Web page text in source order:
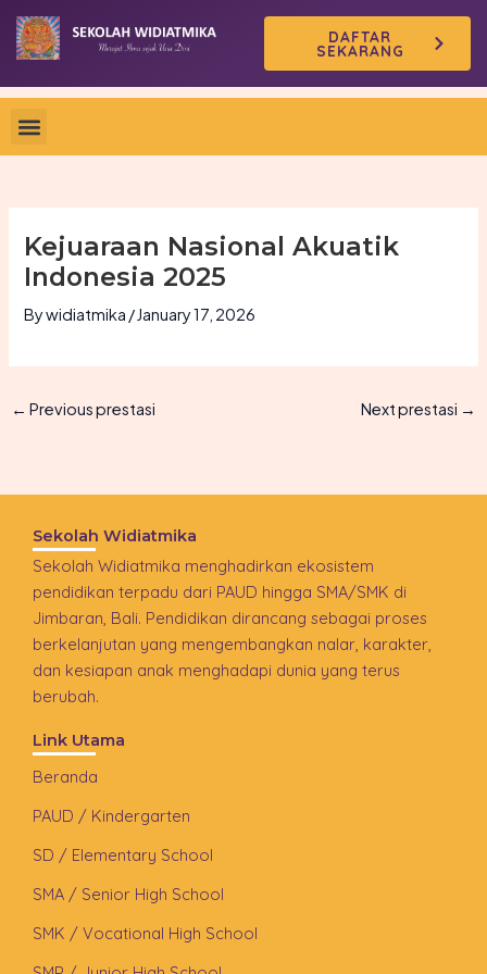
Skip
content
DAFTAR
SEKARANG
Kejuaraan Nasional Akuatik
Indonesia 2025
Bywidiatmika /January 17, 2026
← Previous prestasi Next prestasi →
Sekolah Widiatmika
Sekolah Widiatmika menghadirkan ekosistem
pendidikan terpadu dari PAUD hingga SMA/SMK di
Jimbaran, Bali. Pendidikan dirancang sebagai proses
berkelanjutan yang mengembangkan nalar, karakter,
dan kesiapan anak menghadapi dunia yang terus
berubah.
Link Utama
Beranda
PAUD / Kindergarten
SD / Elementary School
SMA / Senior High School
SMK / Vocational High School